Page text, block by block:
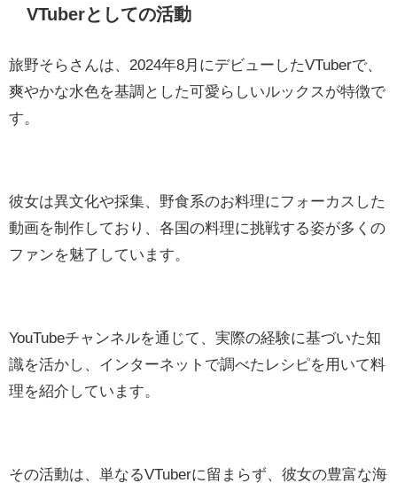
VTuberとしての活動
旅野そらさんは、2024年8月にデビューしたVTuberで、
爽やかな水色を基調とした可愛らしいルックスが特徴で
す。
彼女は異文化や採集、野食系のお料理にフォーカスした
動画を制作しており、各国の料理に挑戦する姿が多くの
ファンを魅了しています。
YouTubeチャンネルを通じて、実際の経験に基づいた知
識を活かし、インターネットで調べたレシピを用いて料
理を紹介しています。
その活動は、単なるVTuberに留まらず、彼女の豊富な海